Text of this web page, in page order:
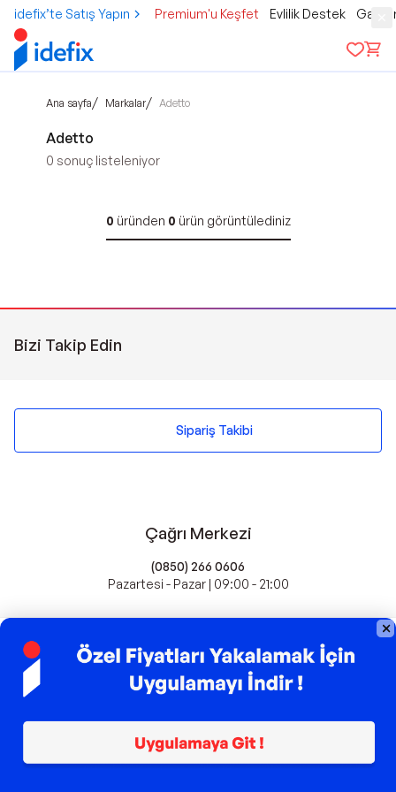
idefix’te Satış Yapın Premium'u Keşfet Evlilik Destek
Ana sayfa/ Markalar/ Adetto
Adetto
0 sonuç listeleniyor
0 üründen 0 ürün görüntülediniz
Bizi Takip Edin
Popüler Markalar
Farmasi
Xiaomi
Lavazza
Fashcolle
Pro Plan
Sipariş Takibi
Çağrı Merkezi
(0850) 266 0606
Pazartesi - Pazar | 09:00 - 21:00